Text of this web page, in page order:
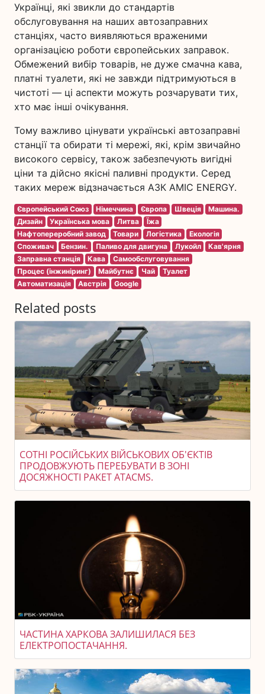
Українці, які звикли до стандартів
обслуговування на наших автозаправних
станціях, часто виявляються враженими
організацією роботи європейських заправок.
Обмежений вибір товарів, не дуже смачна кава,
платні туалети, які не завжди підтримуються в
чистоті — ці аспекти можуть розчарувати тих,
хто має інші очікування.
Тому важливо цінувати українські автозаправні
станції та обирати ті мережі, які, крім звичайно
високого сервісу, також забезпечують вигідні
ціни та дійсно якісні паливні продукти. Серед
таких мереж відзначається АЗК AMIC ENERGY.
Європейський Союз Німеччина Європа Швеція
Машина.
Дизайн
Українська мова Литва
Їжа
Нафтопереробний завод
Товари Логістика
Екологія
Споживач
Бензин. Паливо для двигуна Лукойл
Кав'ярня
Заправна станція
Кава
Самообслуговування
Процес (інжиніринг)
Майбутнє Чай
Туалет
Автоматизація
Австрія Google
Related posts
СОТНІ РОСІЙСЬКИХ ВІЙСЬКОВИХ ОБ'ЄКТІВ
ПРОДОВЖУЮТЬ ПЕРЕБУВАТИ В ЗОНІ
ДОСЯЖНОСТІ РАКЕТ ATACMS.
ЧАСТИНА ХАРКОВА ЗАЛИШИЛАСЯ БЕЗ
ЕЛЕКТРОПОСТАЧАННЯ.